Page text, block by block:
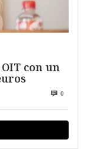
con un
0